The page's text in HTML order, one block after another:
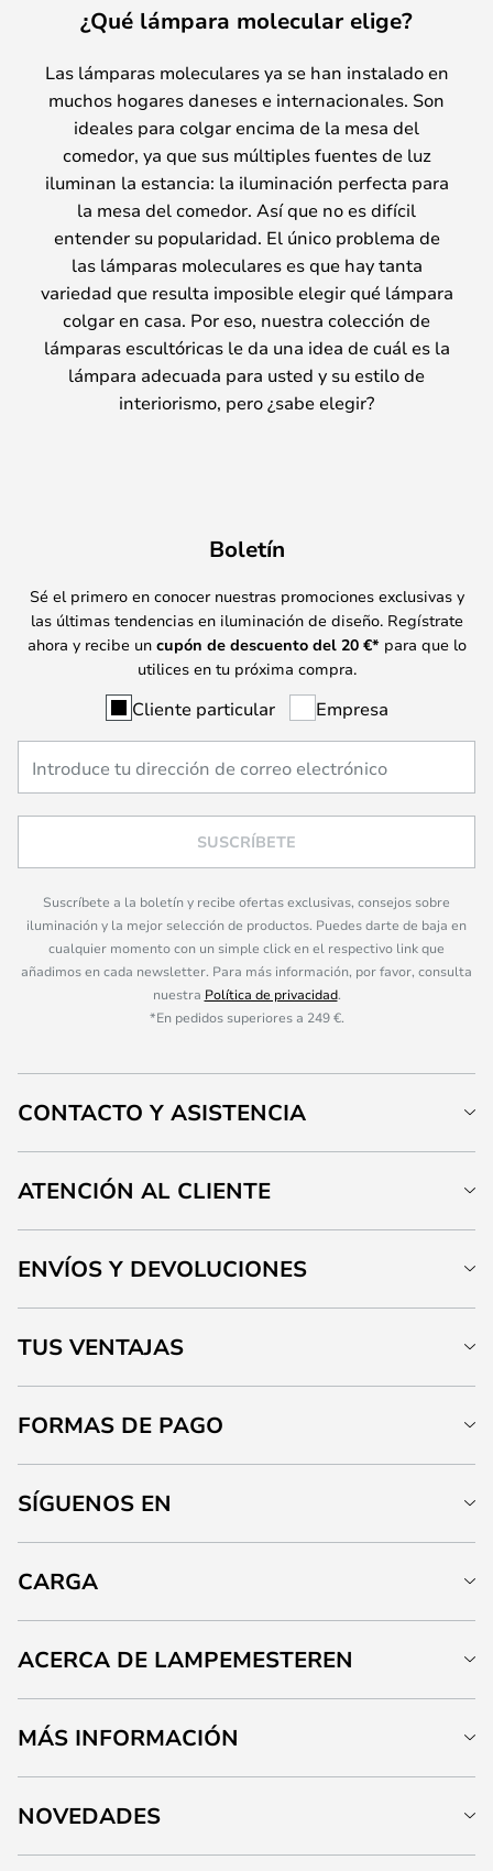
¿Qué lámpara molecular elige?
Las lámparas moleculares ya se han instalado en
muchos hogares daneses e internacionales. Son
ideales para colgar encima de la mesa del
comedor, ya que sus múltiples fuentes de luz
iluminan la estancia: la iluminación perfecta para
la mesa del comedor. Así que no es difícil
entender su popularidad. El único problema de
las lámparas moleculares es que hay tanta
variedad que resulta imposible elegir qué lámpara
colgar en casa. Por eso, nuestra colección de
lámparas escultóricas le da una idea de cuál es la
lámpara adecuada para usted y su estilo de
interiorismo, pero ¿sabe elegir?
Boletín
Sé el primero en conocer nuestras promociones exclusivas y
las últimas tendencias en iluminación de diseño. Regístrate
ahora y recibe un cupón de descuento del 20 €* para que lo
utilices en tu próxima compra.
Cliente particular Empresa
SUSCRÍBETE
Suscríbete a la boletín y recibe ofertas exclusivas, consejos sobre
iluminación y la mejor selección de productos. Puedes darte de baja en
cualquier momento con un simple click en el respectivo link que
añadimos en cada newsletter. Para más información, por favor, consulta
nuestra Política de privacidad.
*En pedidos superiores a 249 €.
CONTACTO Y ASISTENCIA
ATENCIÓN AL CLIENTE
ENVÍOS Y DEVOLUCIONES
TUS VENTAJAS
FORMAS DE PAGO
SÍGUENOS EN
CARGA
ACERCA DE LAMPEMESTEREN
MÁS INFORMACIÓN
NOVEDADES